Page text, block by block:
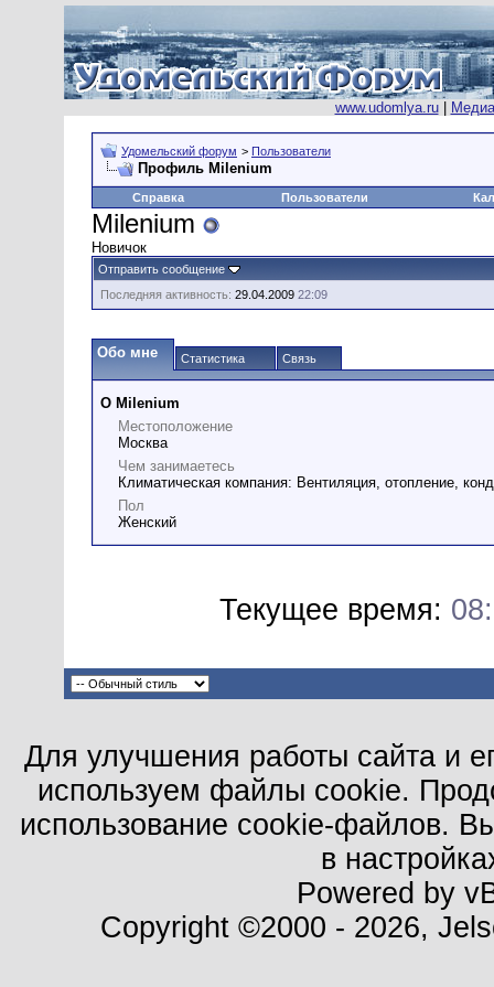
www.udomlya.ru|
Удомельский форум > Пользователи
Профиль Milenium
Справка Пользователи
Milenium
Новичок
Отправить сообщение
Последняя активность: 29.04.2009 22:09
Обо мне Статистика Связь
О Milenium
Местоположение
Москва
Чем занимаетесь
Климатическая компания: Вентиляция, отопление,
Пол
Женский
Текущее время:
Для улучшения работы сайта и
используем файлы cookie.
использование cookie-файлов.
в
Powered by
Copyright ©2000 - 2026,